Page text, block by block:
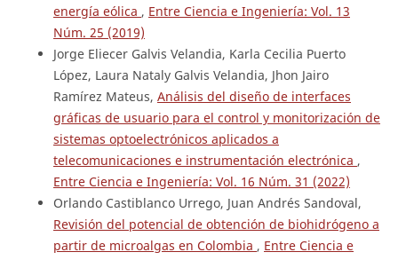
energía eólica , Entre Ciencia e Ingeniería: Vol. 13
Núm. 25 (2019)
Jorge Eliecer Galvis Velandia, Karla Cecilia Puerto
López, Laura Nataly Galvis Velandia, Jhon Jairo
Ramírez Mateus, Análisis del diseño de interfaces
gráficas de usuario para el control y monitorización de
sistemas optoelectrónicos aplicados a
telecomunicaciones e instrumentación electrónica ,
Entre Ciencia e Ingeniería: Vol. 16 Núm. 31 (2022)
Orlando Castiblanco Urrego, Juan Andrés Sandoval,
Revisión del potencial de obtención de biohidrógeno a
partir de microalgas en Colombia , Entre Ciencia e